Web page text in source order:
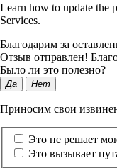
Learn how to update the
Services.
Благодарим за
Отзыв отправлен!
Было ли это полезно?
Да Нет
Приносим свои
Это не решает
Это вызывает